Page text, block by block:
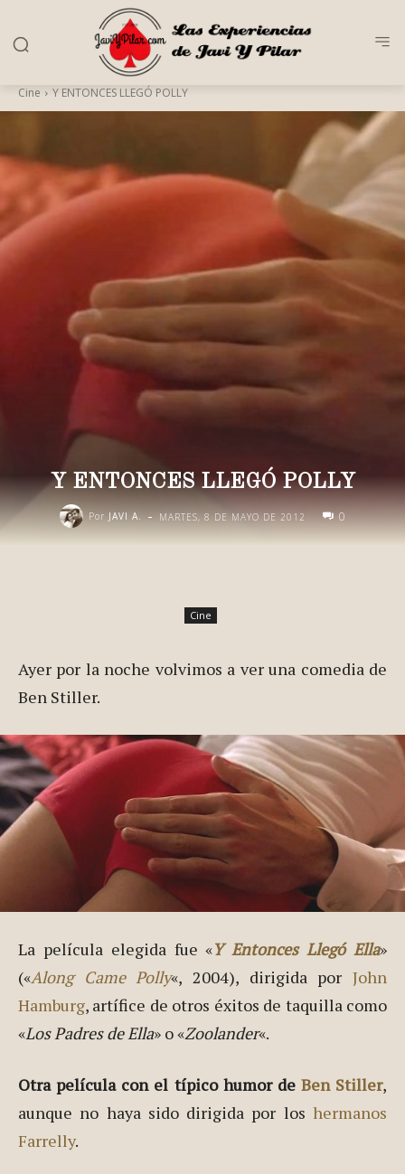
Cine Y ENTONCES LLEGÓ POLLY
Y ENTONCES LLEGÓ POLLY
Por JAVI A. - MARTES, 8 DE MAYO DE 2012 0
Cine
Ayer por la noche volvimos a ver una comedia de
Ben Stiller.
La película elegida fue «Y Entonces Llegó Ella»
(«Along Came Polly«, 2004), dirigida porJohn
Hamburg, artífice de otros éxitos de taquilla como
«Los Padres de Ella» o «Zoolander«.
Otra película con el típico humor de Ben Stiller,
aunque no haya sido dirigida por los hermanos
Farrelly.